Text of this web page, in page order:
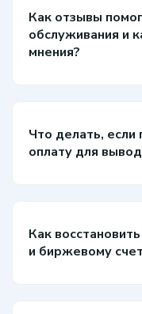
Как отзывы
обслуживания и
мнения?
Что делать,
оплату для
Как
и биржевому